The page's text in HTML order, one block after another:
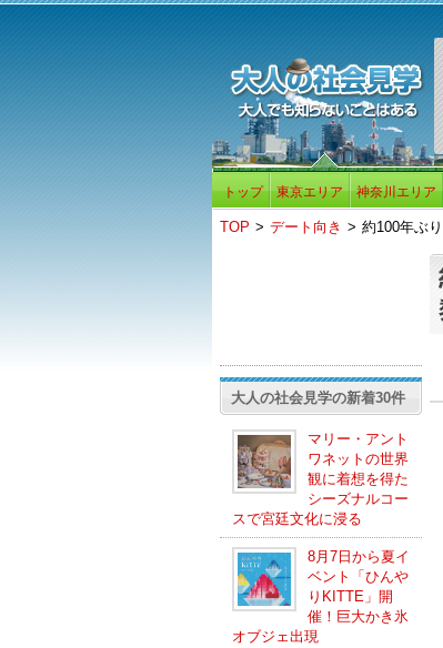
トップ 東京エリア 神奈川エリア
TOP > デート向き > 約100年ぶ
大人の社会見学の新着30件
マリー・アント
ワネットの世界
観に着想を得た
シーズナルコー
スで宮廷文化に浸る
8月7日から夏イ
ベント「ひんや
りKITTE」開
催！巨大かき氷
オブジェ出現